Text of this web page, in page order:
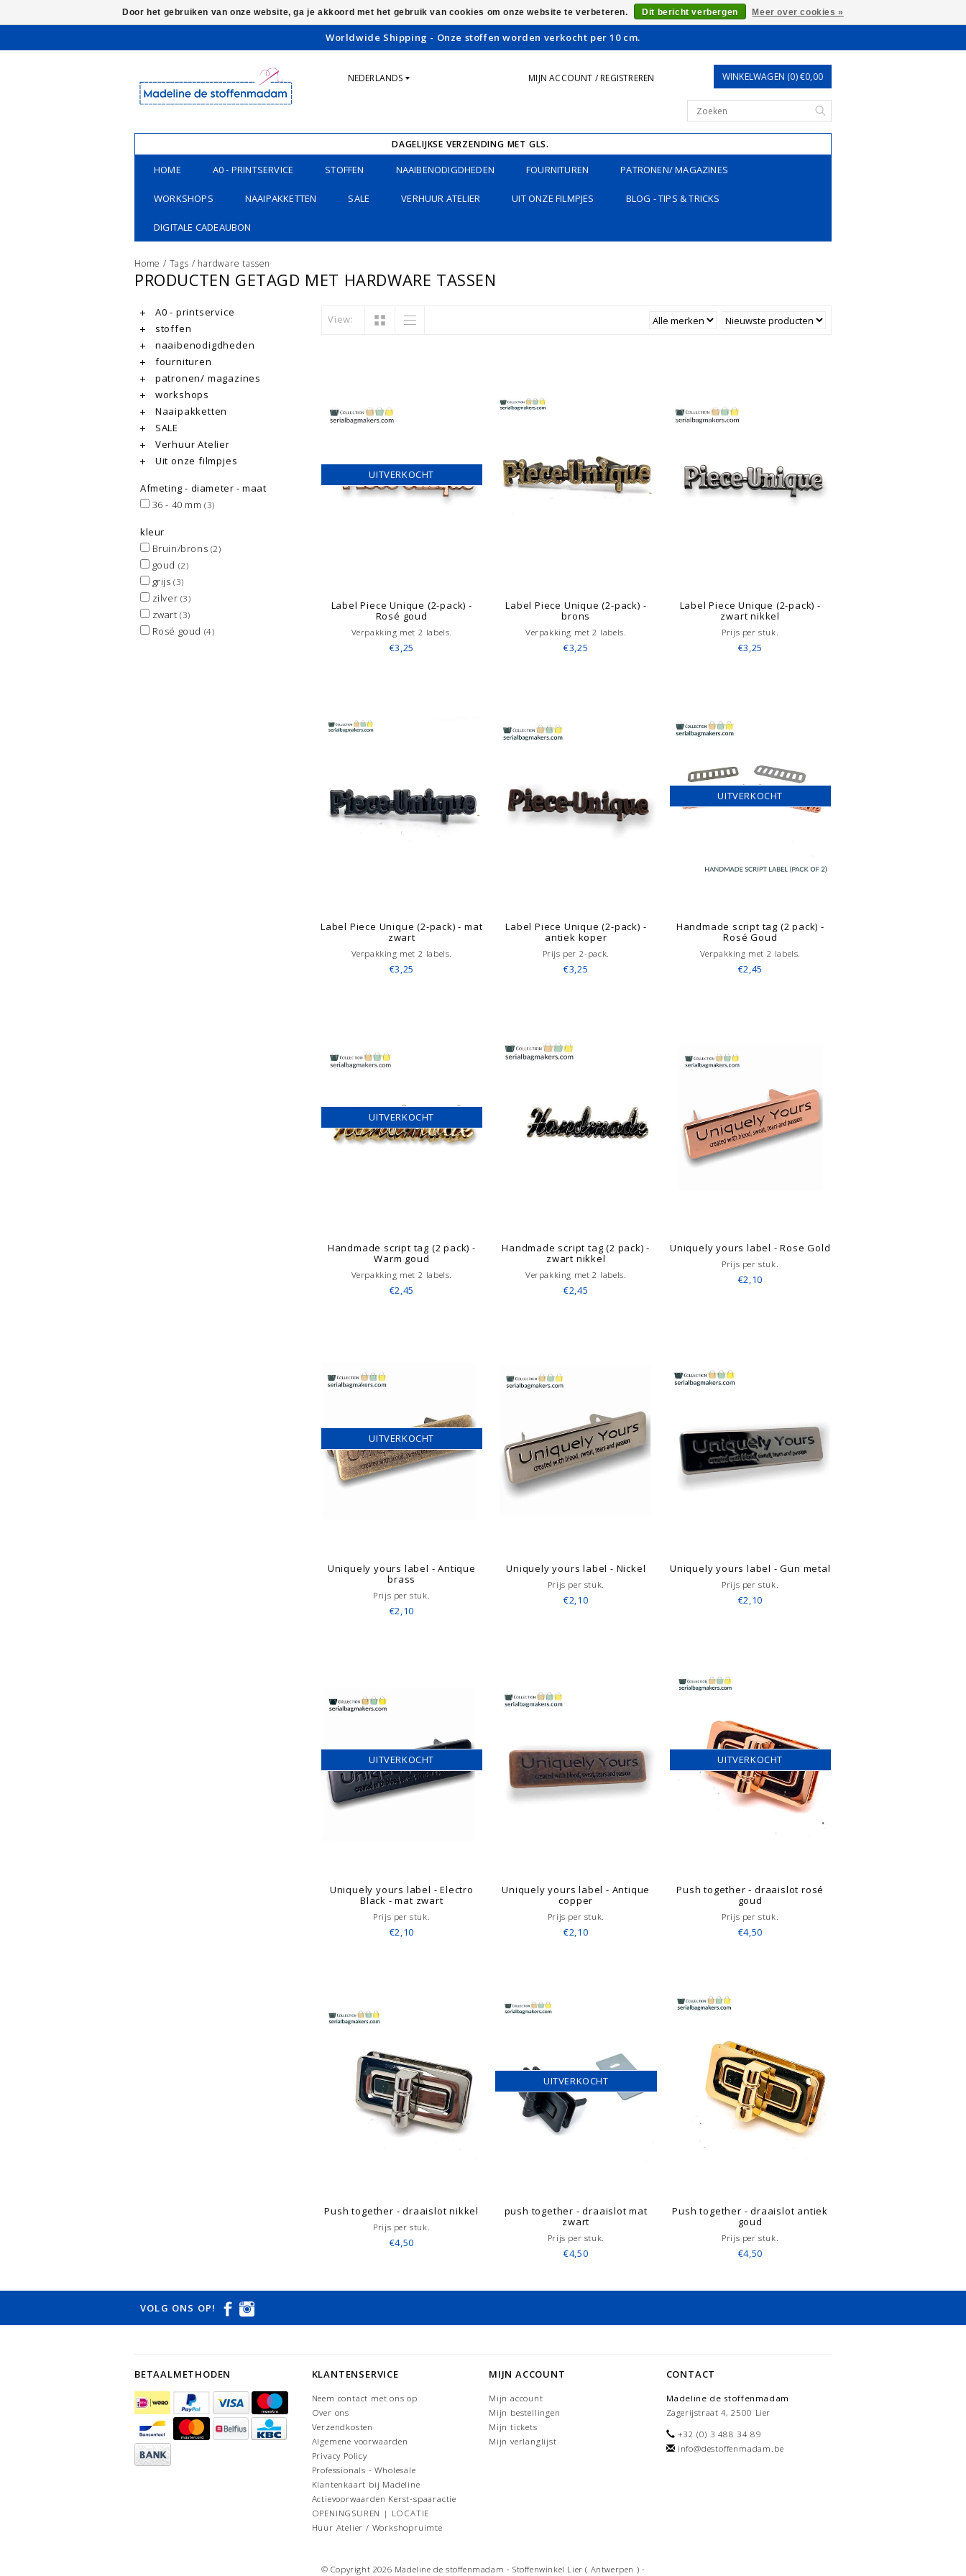
Worldwide Shipping - Onze stoffen worden verkocht per 10 cm.
NEDERLANDS MIJN ACCOUNT / REGISTREREN WINKELWAGEN (0) €0,00
DAGELIJKSE VERZENDING MET GLS.
HOME A0 - PRINTSERVICE STOFFEN NAAIBENODIGDHEDEN FOURNITUREN PATRONEN/ MAGAZINES
WORKSHOPS NAAIPAKKETTEN SALE VERHUUR ATELIER UIT ONZE FILMPJES BLOG - TIPS & TRICKS
DIGITALE CADEAUBON
Home / Tags / hardware tassen
PRODUCTEN GETAGD MET HARDWARE TASSEN
A0 - printservice
stoffen
naaibenodigdheden
fournituren
patronen/ magazines
workshops
Naaipakketten
SALE
Verhuur Atelier
Uit onze filmpjes
Afmeting - diameter - maat
36 - 40 mm(3)
kleur
Bruin/brons (2)
goud (2)
grijs(3)
zilver (3)
zwart(3)
Rosé goud (4)
View:
UITVERKOCHT
Label Piece Unique (2-pack) -
Rosé goud
Verpakking met 2 labels.
€3,25
Label Piece Unique (2-pack) -
brons
Verpakking met 2 labels.
€3,25
Label Piece Unique (2-pack) -
zwart nikkel
Prijs per stuk.
€3,25
Label Piece Unique (2-pack) - mat
zwart
Verpakking met 2 labels.
€3,25
Label Piece Unique (2-pack) -
antiek koper
Prijs per 2-pack.
€3,25
UITVERKOCHT
Handmade script tag (2 pack) -
Rosé Goud
Verpakking met 2 labels.
€2,45
UITVERKOCHT
Handmade script tag (2 pack) -
Warm goud
Verpakking met 2 labels.
€2,45
Handmade script tag (2 pack) -
zwart nikkel
Verpakking met 2 labels.
€2,45
Uniquely yours label - Rose Gold
Prijs per stuk.
€2,10
UITVERKOCHT
Uniquely yours label - Antique
brass
Prijs per stuk.
€2,10
Uniquely yours label - Nickel
Prijs per stuk.
€2,10
Uniquely yours label - Gun metal
Prijs per stuk.
€2,10
UITVERKOCHT
Uniquely yours label - Electro
Black - mat zwart
Prijs per stuk.
€2,10
Uniquely yours label - Antique
copper
Prijs per stuk.
€2,10
UITVERKOCHT
Push together - draaislot rosé
goud
Prijs per stuk.
€4,50
Push together - draaislot nikkel
Prijs per stuk.
€4,50
UITVERKOCHT
push together - draaislot mat
zwart
Prijs per stuk.
€4,50
Push together - draaislot antiek
goud
Prijs per stuk.
€4,50
VOLG ONS OP!
BETAALMETHODEN KLANTENSERVICE
Neem contact met ons op
Over ons
Verzendkosten
Algemene voorwaarden
Privacy Policy
Professionals - Wholesale
Klantenkaart bij Madeline
Actievoorwaarden Kerst-spaaractie
OPENINGSUREN | LOCATIE
Huur Atelier / Workshopruimte
MIJN ACCOUNT
Mijn account
Mijn bestellingen
Mijn tickets
Mijn verlanglijst
CONTACT
Madeline de stoffenmadam
Zagerijstraat 4, 2500 Lier
+32 (0) 3 488 34 89
info@destoffenmadam.be
© Copyright 2026 Madeline de stoffenmadam - Stoffenwinkel Lier ( Antwerpen ) -
Door het gebruiken van onze website, ga je akkoord met het gebruik van cookies om onze website te verbeteren. Dit bericht verbergen Meer over cookies »